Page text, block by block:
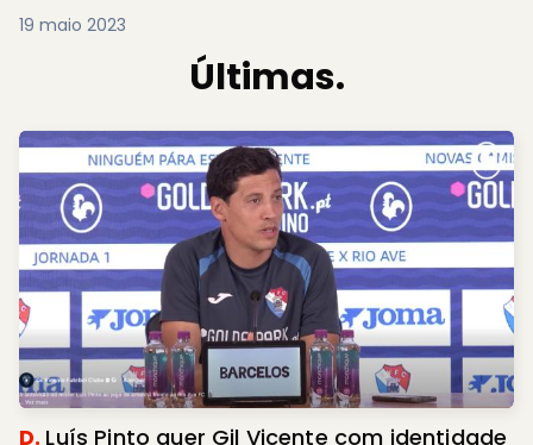
19 maio 2023
Últimas.
D. Luís Pinto quer Gil Vicente com identidade